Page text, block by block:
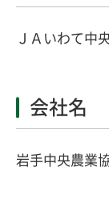
ＪＡいわて中
会社名
岩手中央農業